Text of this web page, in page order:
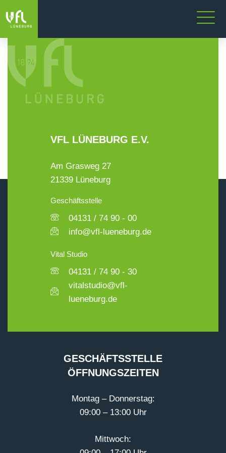
VFL LÜNEBURG E.V.
Am Grasweg 27
21339 Lüneburg
Geschäftsstelle
04131 / 74 90 - 00
info@vfl-lueneburg.de
Vital Studio
04131 / 74 90 - 30
vitalstudio@vfl-
lueneburg.de
GESCHÄFTSSTELLE
ÖFFNUNGSZEITEN
Montag – Donnerstag:
09:00 – 13:00 Uhr
Mittwoch: